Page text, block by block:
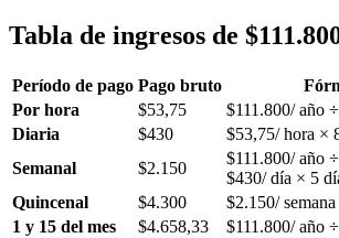
Tabla de ingresos de
Período de pago Pago bruto
Por hora
$53,75
$111.800/ año
Diaria
$430
$53,75/ hora ×
Semanal
$2.150
$111.800/ año
$430/ día × 5
Quincenal
$4.300
$2.150/
1 y 15 del mes
$4.658,33
$111.800/ año